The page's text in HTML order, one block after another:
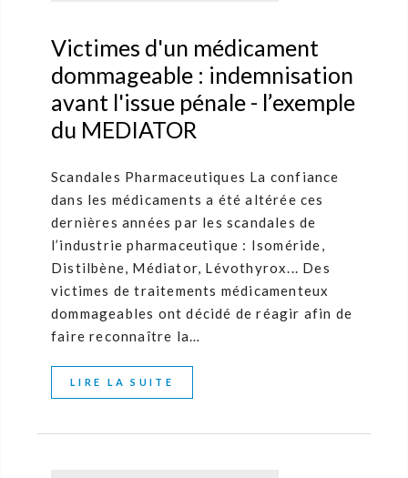
Victimes d'un médicament
dommageable : indemnisation
avant l'issue pénale - l’exemple
du MEDIATOR
Scandales Pharmaceutiques La confiance
dans les médicaments a été altérée ces
dernières années par les scandales de
l’industrie pharmaceutique : Isoméride,
Distilbène, Médiator, Lévothyrox... Des
victimes de traitements médicamenteux
dommageables ont décidé de réagir afin de
faire reconnaître la…
LIRE LA SUITE